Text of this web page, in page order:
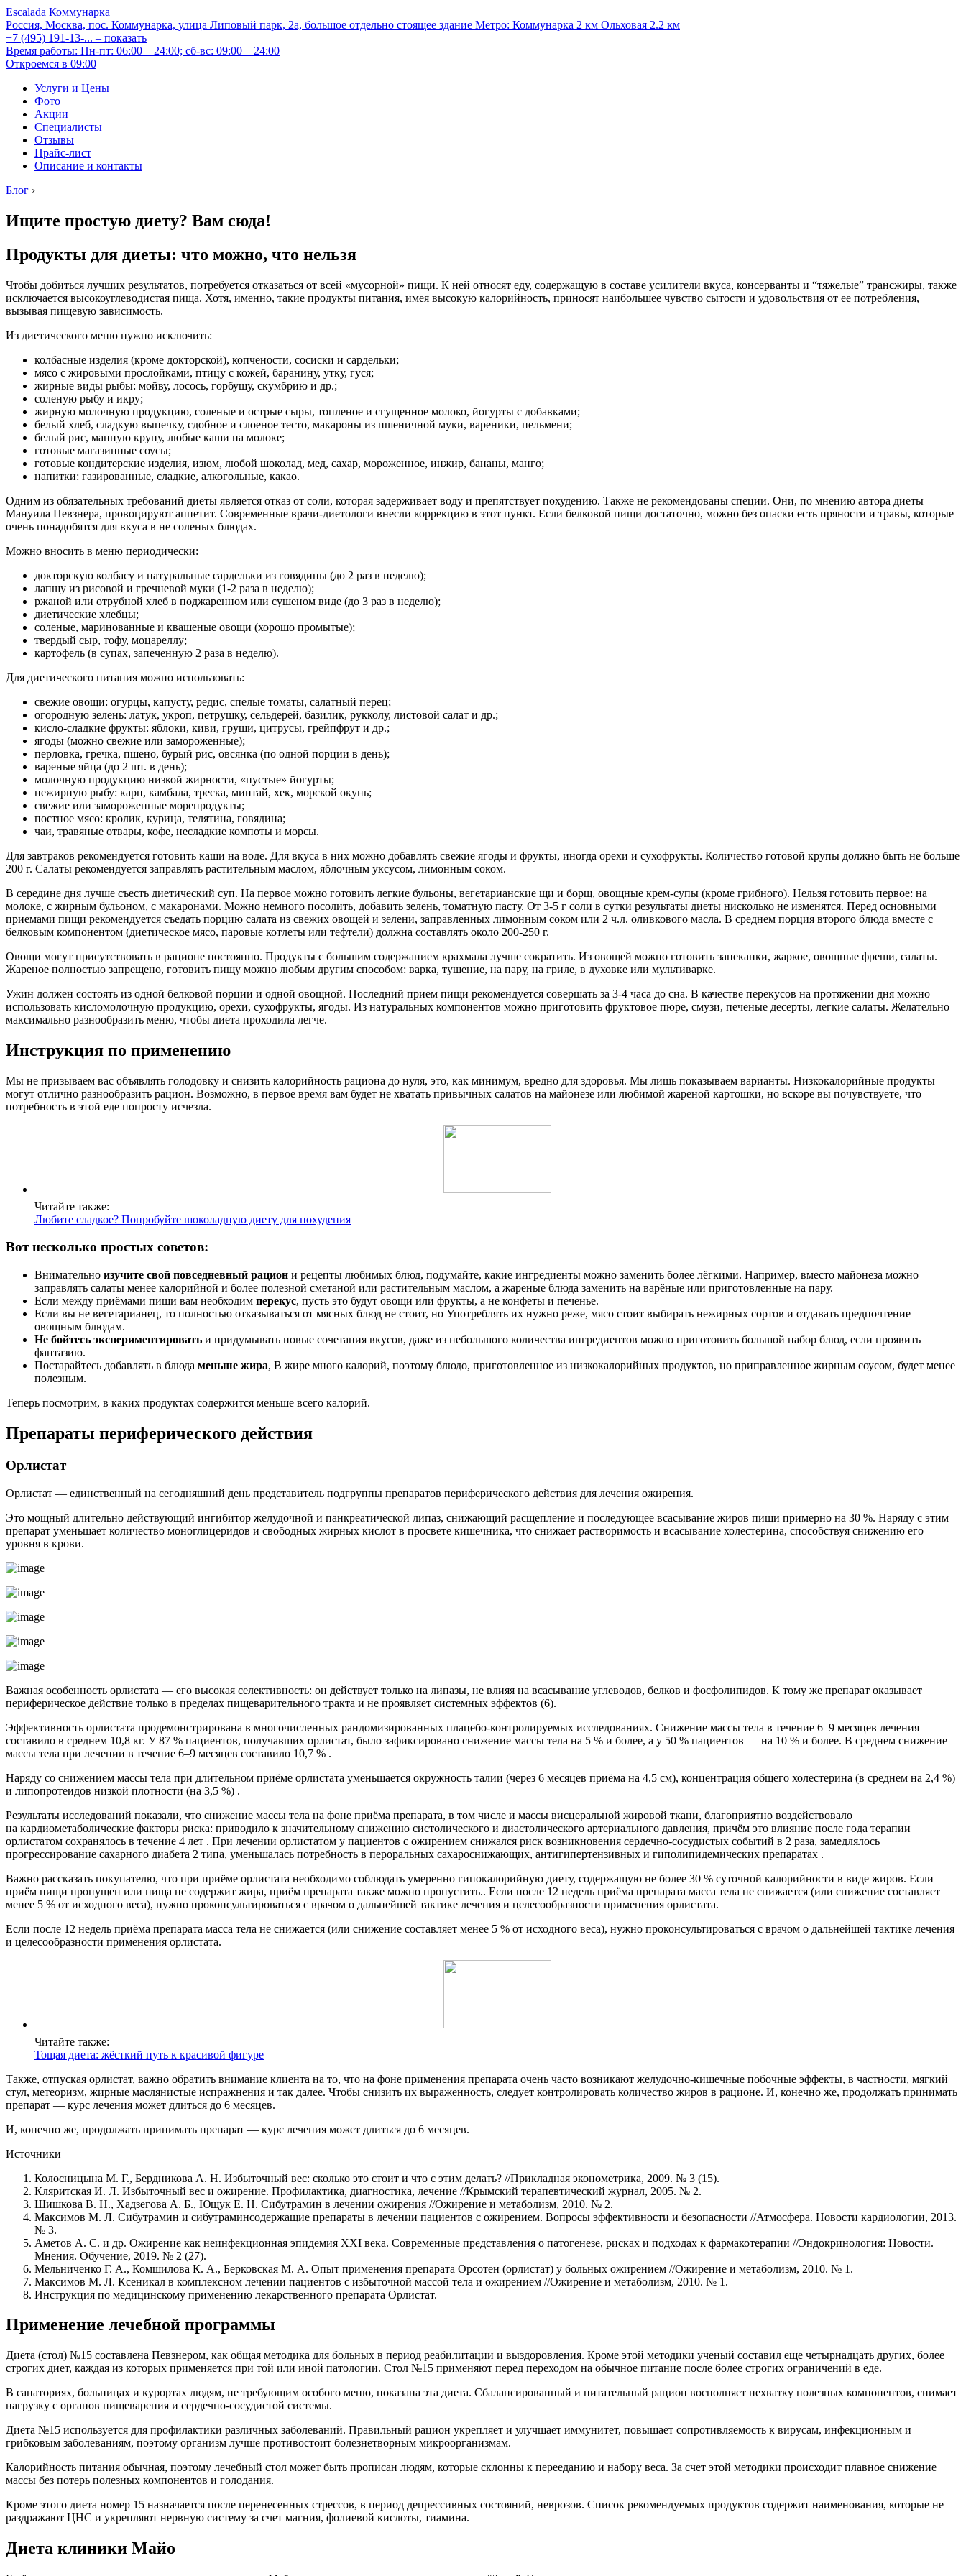
Escalada Коммунарка
Россия, Москва, пос. Коммунарка, улица Липовый парк, 2а, большое отдельно стоящее здание Метро: Коммунарка 2 км Ольховая 2.2 км
+7 (495) 191-13-... – показать
Время работы: Пн-пт: 06:00—24:00; сб-вс: 09:00—24:00
Откроемся в 09:00
Услуги и Цены
Фото
Акции
Специалисты
Отзывы
Прайс-лист
Описание и контакты
Блог ›
Ищите простую диету? Вам сюда!
Продукты для диеты: что можно, что нельзя
Чтобы добиться лучших результатов, потребуется отказаться от всей «мусорной» пищи. К ней относят еду, содержащую в составе усилители вкуса, консерванты и “тяжелые” трансжиры, также
исключается высокоуглеводистая пища. Хотя, именно, такие продукты питания, имея высокую калорийность, приносят наибольшее чувство сытости и удовольствия от ее потребления,
вызывая пищевую зависимость.
Из диетического меню нужно исключить:
колбасные изделия (кроме докторской), копчености, сосиски и сардельки;
мясо с жировыми прослойками, птицу с кожей, баранину, утку, гуся;
жирные виды рыбы: мойву, лосось, горбушу, скумбрию и др.;
соленую рыбу и икру;
жирную молочную продукцию, соленые и острые сыры, топленое и сгущенное молоко, йогурты с добавками;
белый хлеб, сладкую выпечку, сдобное и слоеное тесто, макароны из пшеничной муки, вареники, пельмени;
белый рис, манную крупу, любые каши на молоке;
готовые магазинные соусы;
готовые кондитерские изделия, изюм, любой шоколад, мед, сахар, мороженное, инжир, бананы, манго;
напитки: газированные, сладкие, алкогольные, какао.
Одним из обязательных требований диеты является отказ от соли, которая задерживает воду и препятствует похудению. Также не рекомендованы специи. Они, по мнению автора диеты –
Мануила Певзнера, провоцируют аппетит. Современные врачи-диетологи внесли коррекцию в этот пункт. Если белковой пищи достаточно, можно без опаски есть пряности и травы, которые
очень понадобятся для вкуса в не соленых блюдах.
Можно вносить в меню периодически:
докторскую колбасу и натуральные сардельки из говядины (до 2 раз в неделю);
лапшу из рисовой и гречневой муки (1-2 раза в неделю);
ржаной или отрубной хлеб в поджаренном или сушеном виде (до 3 раз в неделю);
диетические хлебцы;
соленые, маринованные и квашеные овощи (хорошо промытые);
твердый сыр, тофу, моцареллу;
картофель (в супах, запеченную 2 раза в неделю).
Для диетического питания можно использовать:
свежие овощи: огурцы, капусту, редис, спелые томаты, салатный перец;
огородную зелень: латук, укроп, петрушку, сельдерей, базилик, рукколу, листовой салат и др.;
кисло-сладкие фрукты: яблоки, киви, груши, цитрусы, грейпфрут и др.;
ягоды (можно свежие или замороженные);
перловка, гречка, пшено, бурый рис, овсянка (по одной порции в день);
вареные яйца (до 2 шт. в день);
молочную продукцию низкой жирности, «пустые» йогурты;
нежирную рыбу: карп, камбала, треска, минтай, хек, морской окунь;
свежие или замороженные морепродукты;
постное мясо: кролик, курица, телятина, говядина;
чаи, травяные отвары, кофе, несладкие компоты и морсы.
Для завтраков рекомендуется готовить каши на воде. Для вкуса в них можно добавлять свежие ягоды и фрукты, иногда орехи и сухофрукты. Количество готовой крупы должно быть не больше
200 г. Салаты рекомендуется заправлять растительным маслом, яблочным уксусом, лимонным соком.
В середине дня лучше съесть диетический суп. На первое можно готовить легкие бульоны, вегетарианские щи и борщ, овощные крем-супы (кроме грибного). Нельзя готовить первое: на
молоке, с жирным бульоном, с макаронами. Можно немного посолить, добавить зелень, томатную пасту. От 3-5 г соли в сутки результаты диеты нисколько не изменятся. Перед основными
приемами пищи рекомендуется съедать порцию салата из свежих овощей и зелени, заправленных лимонным соком или 2 ч.л. оливкового масла. В среднем порция второго блюда вместе с
белковым компонентом (диетическое мясо, паровые котлеты или тефтели) должна составлять около 200-250 г.
Овощи могут присутствовать в рационе постоянно. Продукты с большим содержанием крахмала лучше сократить. Из овощей можно готовить запеканки, жаркое, овощные фреши, салаты.
Жареное полностью запрещено, готовить пищу можно любым другим способом: варка, тушение, на пару, на гриле, в духовке или мультиварке.
Ужин должен состоять из одной белковой порции и одной овощной. Последний прием пищи рекомендуется совершать за 3-4 часа до сна. В качестве перекусов на протяжении дня можно
использовать кисломолочную продукцию, орехи, сухофрукты, ягоды. Из натуральных компонентов можно приготовить фруктовое пюре, смузи, печеные десерты, легкие салаты. Желательно
максимально разнообразить меню, чтобы диета проходила легче.
Инструкция по применению
Мы не призываем вас объявлять голодовку и снизить калорийность рациона до нуля, это, как минимум, вредно для здоровья. Мы лишь показываем варианты. Низкокалорийные продукты
могут отлично разнообразить рацион. Возможно, в первое время вам будет не хватать привычных салатов на майонезе или любимой жареной картошки, но вскоре вы почувствуете, что
потребность в этой еде попросту исчезла.
Читайте также:
Любите сладкое? Попробуйте шоколадную диету для похудения
Вот несколько простых советов:
Внимательно изучите свой повседневный рацион и рецепты любимых блюд, подумайте, какие ингредиенты можно заменить более лёгкими. Например, вместо майонеза можно
заправлять салаты менее калорийной и более полезной сметаной или растительным маслом, а жареные блюда заменить на варёные или приготовленные на пару.
Если между приёмами пищи вам необходим перекус, пусть это будут овощи или фрукты, а не конфеты и печенье.
Если вы не вегетарианец, то полностью отказываться от мясных блюд не стоит, но Употреблять их нужно реже, мясо стоит выбирать нежирных сортов и отдавать предпочтение
овощным блюдам.
Не бойтесь экспериментировать и придумывать новые сочетания вкусов, даже из небольшого количества ингредиентов можно приготовить большой набор блюд, если проявить
фантазию.
Постарайтесь добавлять в блюда меньше жира, В жире много калорий, поэтому блюдо, приготовленное из низкокалорийных продуктов, но приправленное жирным соусом, будет менее
полезным.
Теперь посмотрим, в каких продуктах содержится меньше всего калорий.
Препараты периферического действия
Орлистат
Орлистат — единственный на сегодняшний день представитель подгруппы препаратов периферического действия для лечения ожирения.
Это мощный длительно действующий ингибитор желудочной и панкреатической липаз, снижающий расщепление и последующее всасывание жиров пищи примерно на 30 %. Наряду с этим
препарат уменьшает количество моноглицеридов и свободных жирных кислот в просвете кишечника, что снижает растворимость и всасывание холестерина, способствуя снижению его
уровня в крови.
Важная особенность орлистата — его высокая селективность: он действует только на липазы, не влияя на всасывание углеводов, белков и фосфолипидов. К тому же препарат оказывает
периферическое действие только в пределах пищеварительного тракта и не проявляет системных эффектов (6).
Эффективность орлистата продемонстрирована в многочисленных рандомизированных плацебо-контролируемых исследованиях. Снижение массы тела в течение 6–9 месяцев лечения
составило в среднем 10,8 кг. У 87 % пациентов, получавших орлистат, было зафиксировано снижение массы тела на 5 % и более, а у 50 % пациентов — на 10 % и более. В среднем снижение
массы тела при лечении в течение 6–9 месяцев составило 10,7 % .
Наряду со снижением массы тела при длительном приёме орлистата уменьшается окружность талии (через 6 месяцев приёма на 4,5 см), концентрация общего холестерина (в среднем на 2,4 %)
и липопротеидов низкой плотности (на 3,5 %) .
Результаты исследований показали, что снижение массы тела на фоне приёма препарата, в том числе и массы висцеральной жировой ткани, благоприятно воздействовало
на кардиометаболические факторы риска: приводило к значительному снижению систолического и диастолического артериального давления, причём это влияние после года терапии
орлистатом сохранялось в течение 4 лет . При лечении орлистатом у пациентов с ожирением снижался риск возникновения сердечно-сосудистых событий в 2 раза, замедлялось
прогрессирование сахарного диабета 2 типа, уменьшалась потребность в пероральных сахароснижающих, антигипертензивных и гиполипидемических препаратах .
Важно рассказать покупателю, что при приёме орлистата необходимо соблюдать умеренно гипокалорийную диету, содержащую не более 30 % суточной калорийности в виде жиров. Если
приём пищи пропущен или пища не содержит жира, приём препарата также можно пропустить.. Если после 12 недель приёма препарата масса тела не снижается (или снижение составляет
менее 5 % от исходного веса), нужно проконсультироваться с врачом о дальнейшей тактике лечения и целесообразности применения орлистата.
Если после 12 недель приёма препарата масса тела не снижается (или снижение составляет менее 5 % от исходного веса), нужно проконсультироваться с врачом о дальнейшей тактике лечения
и целесообразности применения орлистата.
Читайте также:
Тощая диета: жёсткий путь к красивой фигуре
Также, отпуская орлистат, важно обратить внимание клиента на то, что на фоне применения препарата очень часто возникают желудочно-кишечные побочные эффекты, в частности, мягкий
стул, метеоризм, жирные маслянистые испражнения и так далее. Чтобы снизить их выраженность, следует контролировать количество жиров в рационе. И, конечно же, продолжать принимать
препарат — курс лечения может длиться до 6 месяцев.
И, конечно же, продолжать принимать препарат — курс лечения может длиться до 6 месяцев.
Источники
Колосницына М. Г., Бердникова А. Н. Избыточный вес: сколько это стоит и что с этим делать? //Прикладная эконометрика, 2009. № 3 (15).
Кляритская И. Л. Избыточный вес и ожирение. Профилактика, диагностика, лечение //Крымский терапевтический журнал, 2005. № 2.
Шишкова В. Н., Хадзегова А. Б., Ющук Е. Н. Сибутрамин в лечении ожирения //Ожирение и метаболизм, 2010. № 2.
Максимов М. Л. Сибутрамин и сибутраминсодержащие препараты в лечении пациентов с ожирением. Вопросы эффективности и безопасности //Атмосфера. Новости кардиологии, 2013.
№ 3.
Аметов А. С. и др. Ожирение как неинфекционная эпидемия XXI века. Современные представления о патогенезе, рисках и подходах к фармакотерапии //Эндокринология: Новости.
Мнения. Обучение, 2019. № 2 (27).
Мельниченко Г. А., Комшилова К. А., Берковская М. А. Опыт применения препарата Орсотен (орлистат) у больных ожирением //Ожирение и метаболизм, 2010. № 1.
Максимов М. Л. Ксеникал в комплексном лечении пациентов с избыточной массой тела и ожирением //Ожирение и метаболизм, 2010. № 1.
Инструкция по медицинскому применению лекарственного препарата Орлистат.
Применение лечебной программы
Диета (стол) №15 составлена Певзнером, как общая методика для больных в период реабилитации и выздоровления. Кроме этой методики ученый составил еще четырнадцать других, более
строгих диет, каждая из которых применяется при той или иной патологии. Стол №15 применяют перед переходом на обычное питание после более строгих ограничений в еде.
В санаториях, больницах и курортах людям, не требующим особого меню, показана эта диета. Сбалансированный и питательный рацион восполняет нехватку полезных компонентов, снимает
нагрузку с органов пищеварения и сердечно-сосудистой системы.
Диета №15 используется для профилактики различных заболеваний. Правильный рацион укрепляет и улучшает иммунитет, повышает сопротивляемость к вирусам, инфекционным и
грибковым заболеваниям, поэтому организм лучше противостоит болезнетворным микроорганизмам.
Калорийность питания обычная, поэтому лечебный стол может быть прописан людям, которые склонны к перееданию и набору веса. За счет этой методики происходит плавное снижение
массы без потерь полезных компонентов и голодания.
Кроме этого диета номер 15 назначается после перенесенных стрессов, в период депрессивных состояний, неврозов. Список рекомендуемых продуктов содержит наименования, которые не
раздражают ЦНС и укрепляют нервную систему за счет магния, фолиевой кислоты, тиамина.
Диета клиники Майо